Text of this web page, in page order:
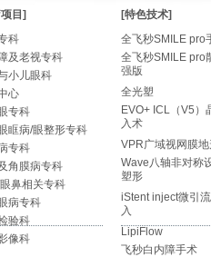
目]
科
及老视专科
小儿眼科
心
专科
眶病/眼整形专科
专科
角膜病专科
鼻相关专科
病专科
验科
像科
[特色技术]
全飞秒SMILE pro
全飞秒SMILE pro
强版
全光塑
EVO+ ICL（V5）
入术
VPR广域视网膜地
Wave八轴非对称
塑形
iStent inject微引
入
LipiFlow
飞秒白内障手术